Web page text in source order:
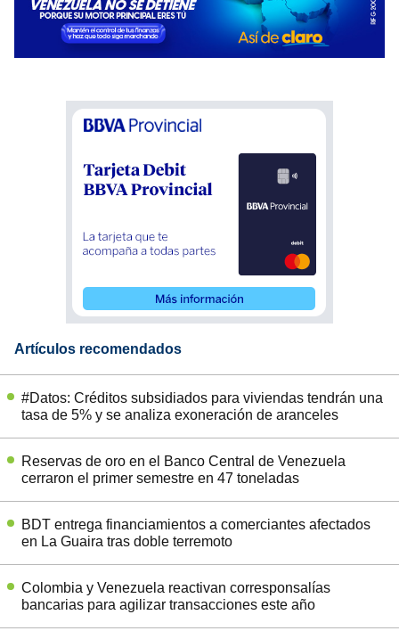
Artículos recomendados
#Datos: Créditos subsidiados para viviendas tendrán una
tasa de 5% y se analiza exoneración de aranceles
Reservas de oro en el Banco Central de Venezuela
cerraron el primer semestre en 47 toneladas
BDT entrega financiamientos a comerciantes afectados
en La Guaira tras doble terremoto
Colombia y Venezuela reactivan corresponsalías
bancarias para agilizar transacciones este año